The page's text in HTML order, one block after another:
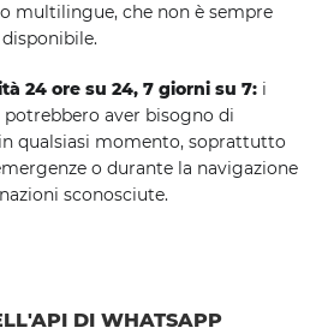
multilingue, che non è sempre
24 ore su 24, 7 giorni su 7: i
aver bisogno di
qualsiasi momento, soprattutto
o durante la navigazione
sconosciute.
DI WHATSAPP